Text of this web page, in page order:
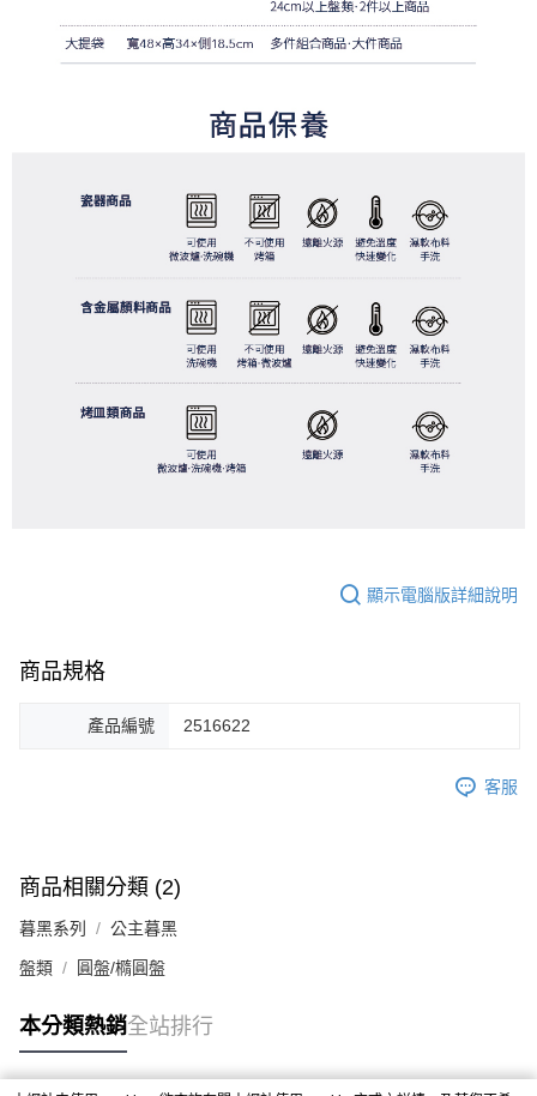
顯示電腦版詳細說明
商品規格
產品編號 2516622
客服
商品相關分類 (2)
暮黑系列 公主暮黑
盤類 圓盤/橢圓盤
本分類熱銷全站排行